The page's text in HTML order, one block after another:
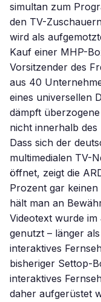
simultan zum
den TV-
wird als
Kauf einer MHP-
Vorsitzender des
aus 40
eines universellen
dämpft
nicht innerhalb
Dass sich der
multimedialen TV-
öffnet, zeigt die
Prozent gar
hält man an
Videotext wurde
genutzt – länger
interaktives
bisheriger Settop-
interaktives
daher aufgerüstet